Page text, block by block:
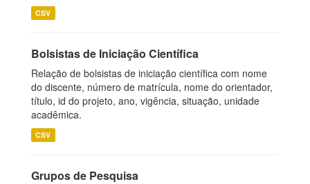
CSV
Bolsistas de Iniciação Científica
Relação de bolsistas de iniciação científica com nome
do discente, número de matrícula, nome do orientador,
título, id do projeto, ano, vigência, situação, unidade
acadêmica.
CSV
Grupos de Pesquisa